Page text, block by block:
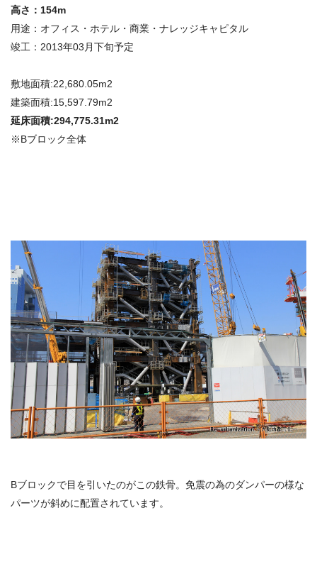
高さ：154m
用途：オフィス・ホテル・商業・ナレッジキャピタル
竣工：2013年03月下旬予定
敷地面積:22,680.05m2
建築面積:15,597.79m2
延床面積:294,775.31m2
※Bブロック全体
Bブロックで目を引いたのがこの鉄骨。免震の為のダンパーの様な
パーツが斜めに配置されています。